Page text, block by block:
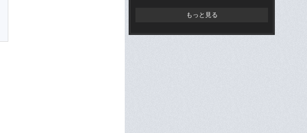
もっと見る